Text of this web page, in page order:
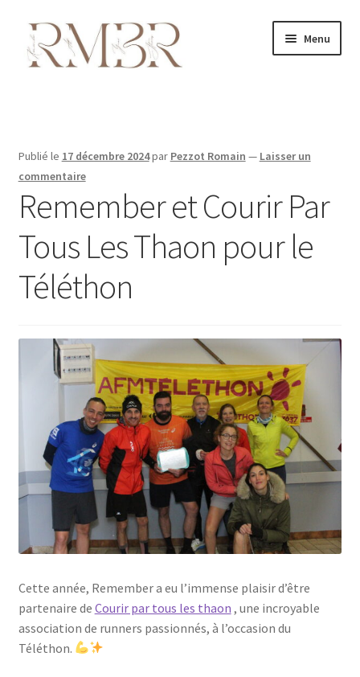
Aller
Aller
au
contenu
Menu
Vente de photobooths
Découvrez Romain
Actualités
Questions fréquentes
Nous contacter
Publié le 17 décembre 2024par Pezzot Romain — Laisser un
commentaire
Remember et Courir Par
Tous Les Thaon pour le
Téléthon
Cette année, Remember a eu l’immense plaisir d’être
partenaire de Courir par tous les thaon , une incroyable
association de runners passionnés, à l’occasion du
Téléthon.